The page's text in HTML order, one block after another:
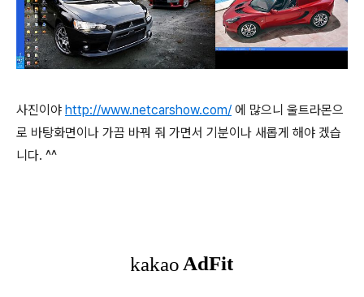
사진이야 http://www.netcarshow.com/ 에 많으니 울트라몬으
로 바탕화면이나 가끔 바꿔 줘 가면서 기분이나 새롭게 해야 겠습
니다. ^^